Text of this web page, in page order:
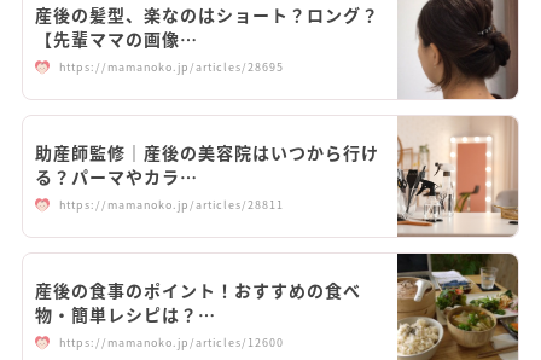
産後の髪型、楽なのはショート？ロング？
【先輩ママの画像…
https://mamanoko.jp/articles/28695
助産師監修｜産後の美容院はいつから行け
る？パーマやカラ…
https://mamanoko.jp/articles/28811
産後の食事のポイント！おすすめの食べ
物・簡単レシピは？…
https://mamanoko.jp/articles/12600